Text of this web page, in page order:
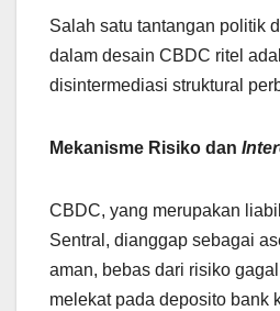
Salah satu tantangan politik
dalam desain CBDC ritel
disintermediasi struktural
Mekanisme Risiko dan
CBDC, yang merupakan
Sentral, dianggap sebagai
aman, bebas dari risiko
melekat pada deposito bank